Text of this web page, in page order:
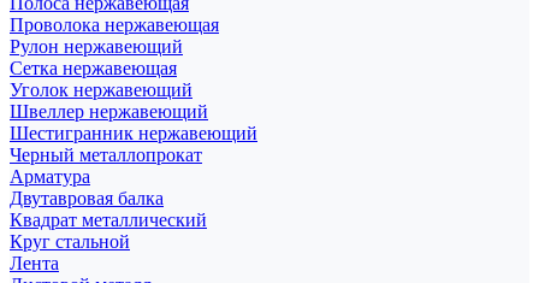
Проволока нержавеющая
Рулон нержавеющий
Сетка нержавеющая
Уголок нержавеющий
Швеллер нержавеющий
Шестигранник нержавеющий
Черный металлопрокат
Арматура
Двутавровая балка
Квадрат металлический
Круг стальной
Лента